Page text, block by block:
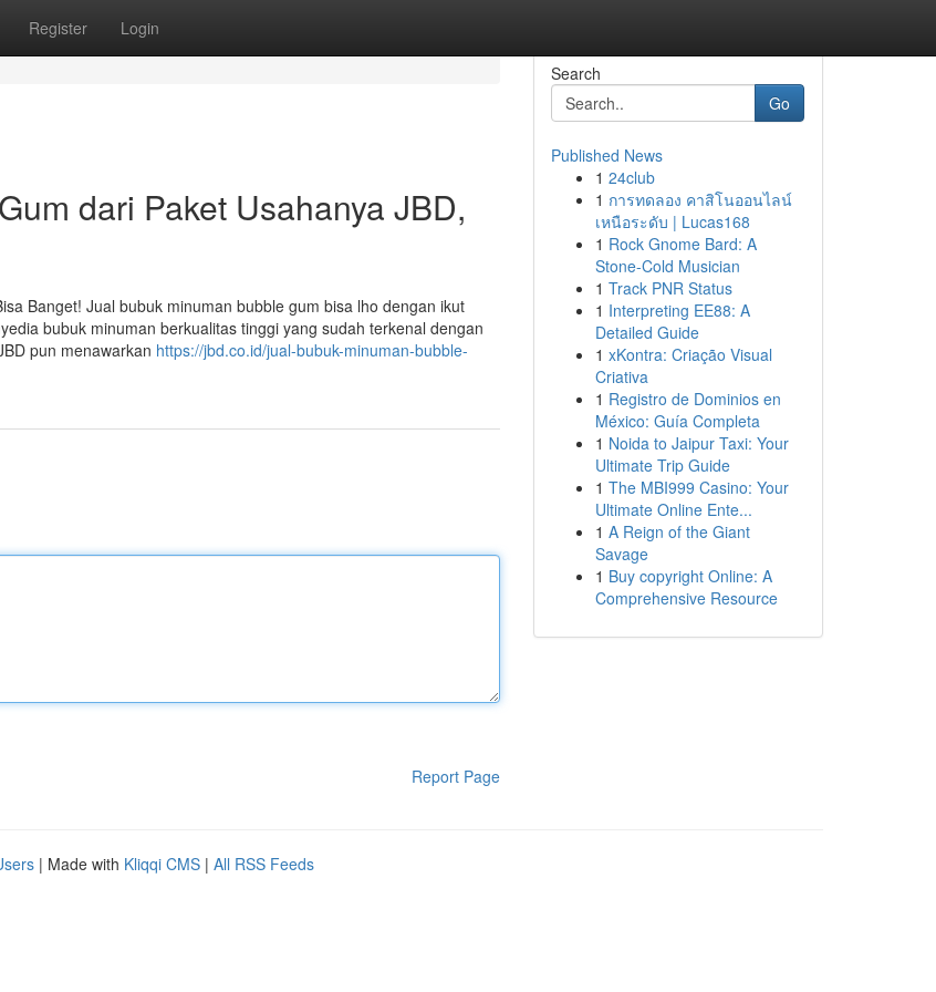
Register Login
dari Paket Usahanya JBD,
Banget! Jual bubuk minuman bubble gum bisa lho dengan ikut
bubuk minuman berkualitas tinggi yang sudah terkenal dengan
pun menawarkan https://jbd.co.id/jual-bubuk-minuman-bubble-
Report Page
Search
Go
Published News
1 24club
1 การทดลอง คาสิโนออนไลน์
เหนือระดับ | Lucas168
1 Rock Gnome Bard: A
Stone-Cold Musician
1 Track PNR Status
1 Interpreting EE88: A
Detailed Guide
1 xKontra: Criação Visual
Criativa
1 Registro de Dominios en
México: Guía Completa
1 Noida to Jaipur Taxi: Your
Ultimate Trip Guide
1 The MBI999 Casino: Your
Ultimate Online Ente...
1 A Reign of the Giant
Savage
1 Buy copyright Online: A
Comprehensive Resource
| Made with Kliqqi CMS | All RSS Feeds